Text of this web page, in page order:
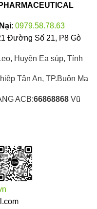
: 0979.58.78.63
Đường Số 21, P8 Gò
Huyện Ea súp, Tỉnh
Tân An, TP.Buôn Ma
ACB:66868868Vũ